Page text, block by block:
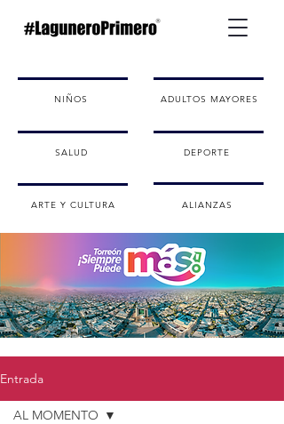
NIÑOS
SALUD
ARTE Y CULTURA
ADULTOS MAYORES
DEPORTE
ALIANZAS
Entrada
AL MOMENTO